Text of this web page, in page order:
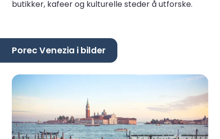
butikker, kafeer og kulturelle steder å utforske.
Porec Venezia i bilder